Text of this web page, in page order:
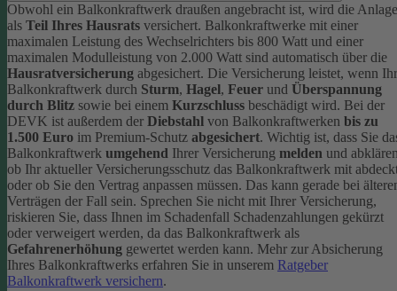
Obwohl ein Balkonkraftwerk draußen angebracht ist, wird die Anlage
als Teil Ihres Hausrats versichert. Balkonkraftwerke mit einer
maximalen Leistung des Wechselrichters bis 800 Watt und einer
maximalen Modulleistung von 2.000 Watt sind automatisch über die
Hausratversicherung abgesichert. Die Versicherung leistet, wenn Ihr
Balkonkraftwerk durch Sturm, Hagel, Feuer und Überspannung
durch Blitz sowie bei einem Kurzschluss beschädigt wird. Bei der
DEVK ist außerdem der Diebstahl von Balkonkraftwerken bis zu
1.500 Euro im Premium-Schutz abgesichert. Wichtig ist, dass Sie
Balkonkraftwerk umgehend Ihrer Versicherung melden und
ob Ihr aktueller Versicherungsschutz das Balkonkraftwerk mit
oder ob Sie den Vertrag anpassen müssen. Das kann gerade bei
Verträgen der Fall sein. Sprechen Sie nicht mit Ihrer Versicherung,
riskieren Sie, dass Ihnen im Schadenfall Schadenzahlungen gekürzt
oder verweigert werden, da das Balkonkraftwerk als
Gefahrenerhöhung gewertet werden kann. Mehr zur Absicherung
Ihres Balkonkraftwerks erfahren Sie in unserem Ratgeber
Balkonkraftwerk versichern.